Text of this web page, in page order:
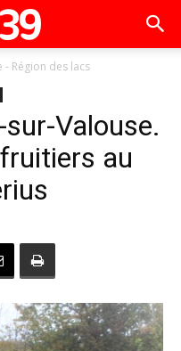
- Région des lacs
Valouse.
au